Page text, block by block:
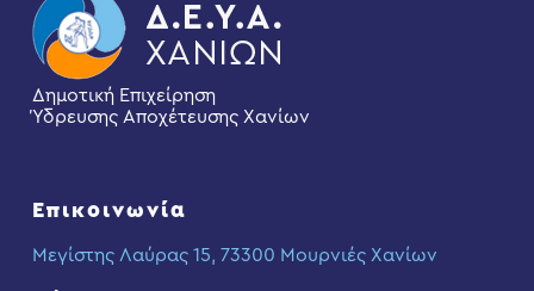
Δημοτική Επιχείρηση
Ύδρευσης Αποχέτευσης Χανίων
Επικοινωνία
Μεγίστης Λαύρας 15, 73300 Μουρνιές Χανίων